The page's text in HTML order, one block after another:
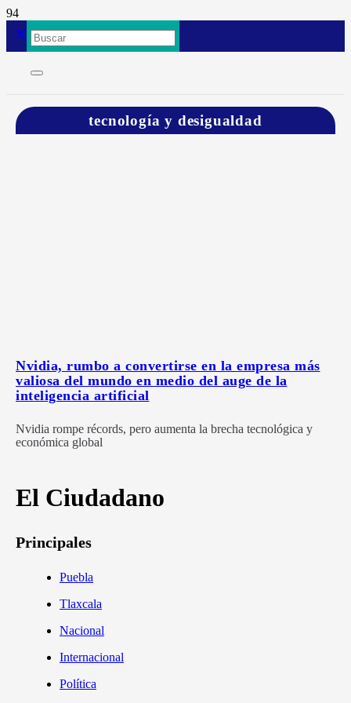
tecnología y desigualdad
Nvidia, rumbo a convertirse en la empresa más
valiosa del mundo en medio del auge de la
inteligencia artificial
Nvidia rompe récords, pero aumenta la brecha tecnológica y
económica global
El Ciudadano
Principales
Puebla
Tlaxcala
Nacional
Internacional
Política